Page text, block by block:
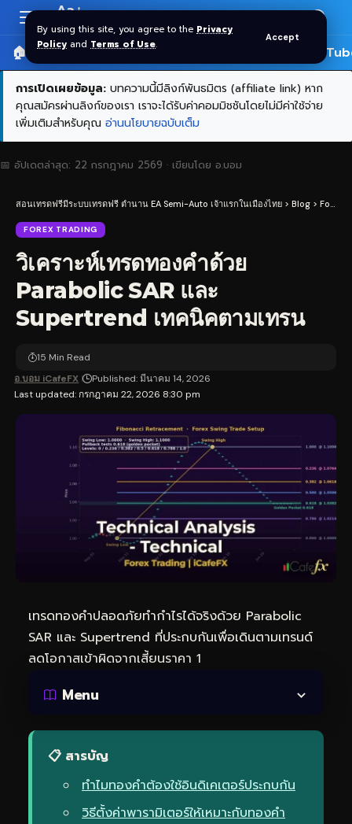
By using this site, you agree to the Privacy
Policy and Terms of Use.
Accept
Resizer
Aa
🏠 หน้าแรก ราคาทอง SPDR 🎬
การเปิดเผยข้อมูล: บทความนี้มีลิงก์พันธมิตร (affiliate link) หาก
คุณสมัครผ่านลิงก์ของเรา เราจะได้รับค่าคอมมิชชันโดยไม่มีค่าใช้จ่าย
เพิ่มเติมสำหรับคุณ อ่านนโยบายฉบับเต็ม
📅 อัปเดตล่าสุด: 22 กรกฎาคม 2569 · เขียนโดย อ.บอม
สอนเทรดฟรีมีระบบเทรดฟรี ตำนาน EA Semi-Auto เจ้าแรกในเมืองไทย > Blog > Forex Trading
FOREX TRADING
วิเคราะห์เทรดทองคำด้วย
Parabolic SAR และ
Supertrend เทคนิคตามเทรน
Last updated: กรกฎาคม 22, 2026 8:30 pm
อ.บอม iCafeFX Published: มีนาคม 14, 2026
15 Min Read
เทรดทองคำปลอดภัยทำกำไรได้จริงด้วย Parabolic
SAR และ Supertrend ที่ประกบกันเพื่อเดินตามเทรนด์
ลดโอกาสเข้าผิดจากเสี้ยนราคา 1
Menu
📋 สารบัญ
ทำไมทองคำต้องใช้อินดิเคเตอร์ประกบกัน
วิธีตั้งค่าพารามิเตอร์ให้เหมาะกับทองคำ